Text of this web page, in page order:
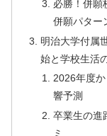
必勝！併願
併願パター
明治大学付属
始と学校生活
2026年度
響予測
卒業生の進
ミ